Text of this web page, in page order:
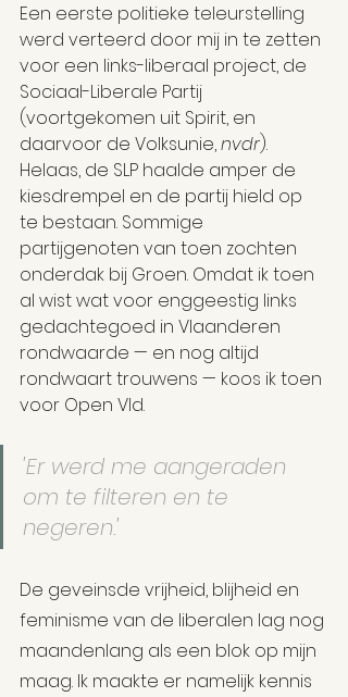
Een eerste politieke teleurstelling
werd verteerd door mij in te zetten
voor een links-liberaal project, de
Sociaal-Liberale Partij
(voortgekomen uit Spirit, en
daarvoor de Volksunie, nvdr).
Helaas, de SLP haalde amper de
kiesdrempel en de partij hield op
te bestaan. Sommige
partijgenoten van toen zochten
onderdak bij Groen. Omdat ik toen
al wist wat voor enggeestig links
gedachtegoed in Vlaanderen
rondwaarde — en nog altijd
rondwaart trouwens — koos ik toen
voor Open Vld.
'Er werd me aangeraden
om te filteren en te
negeren.'
De geveinsde vrijheid, blijheid en
feminisme van de liberalen lag nog
maandenlang als een blok op mijn
maag. Ik maakte er namelijk kennis